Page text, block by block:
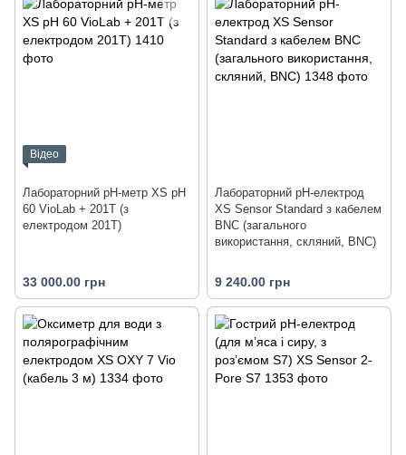
Відео
Лабораторний pH-метр XS pH
60 VioLab + 201T (з
електродом 201T)
33 000.00 грн
Лабораторний pH-електрод
XS Sensor Standard з кабелем
BNC (загального
використання, скляний, BNC)
9 240.00 грн